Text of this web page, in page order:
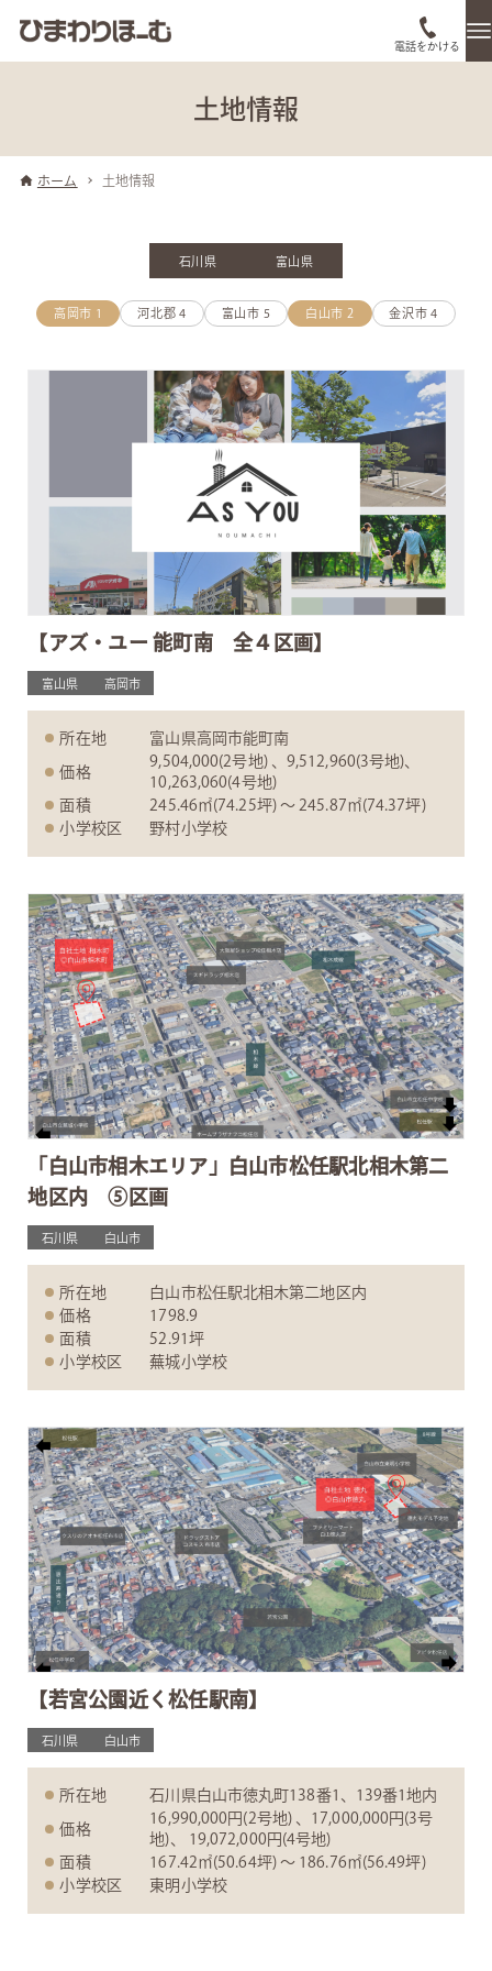
電話をかける
土地情報
ホーム 土地情報
石川県 富山県
高岡市 1 河北郡 4 富山市 5 白山市 2 金沢市 4
【アズ・ユー 能町南 全４区画】
富山県 高岡市
所在地 富山県高岡市能町南
価格
9,504,000(2号地) 、9,512,960(3号地)、
10,263,060(4号地)
面積
245.46㎡(74.25坪) 〜 245.87㎡(74.37坪)
小学校区
野村小学校
「白山市相木エリア」白山市松任駅北相木第二
地区内 ⑤区画
石川県 白山市
所在地
白山市松任駅北相木第二地区内
価格
1798.9
面積
52.91坪
小学校区
蕪城小学校
【若宮公園近く松任駅南】
石川県 白山市
所在地 石川県白山市徳丸町138番1、139番1地内
価格
16,990,000円(2号地) 、17,000,000円(3号
地)、 19,072,000円(4号地)
面積
167.42㎡(50.64坪) 〜 186.76㎡(56.49坪)
小学校区
東明小学校